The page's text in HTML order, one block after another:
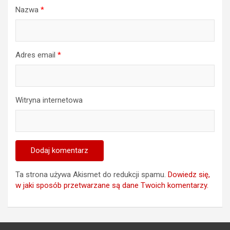
Nazwa *
Adres email *
Witryna internetowa
Ta strona używa Akismet do redukcji spamu. Dowiedz się,
w jaki sposób przetwarzane są dane Twoich komentarzy.